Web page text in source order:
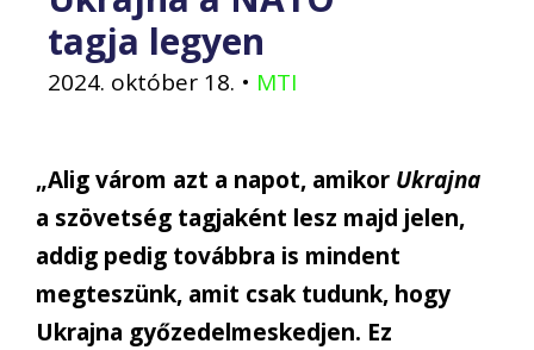
tagja legyen
2024. október 18. • MTI
„Alig várom azt a napot, amikor Ukrajna
a szövetség tagjaként lesz majd jelen,
addig pedig továbbra is mindent
megteszünk, amit csak tudunk, hogy
Ukrajna győzedelmeskedjen. Ez